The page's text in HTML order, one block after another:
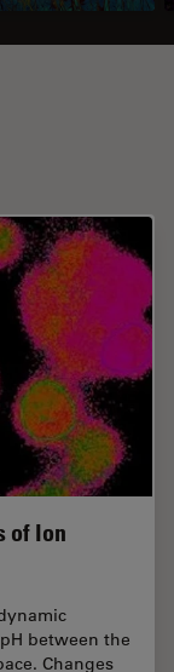
of Ion
between the
Changes